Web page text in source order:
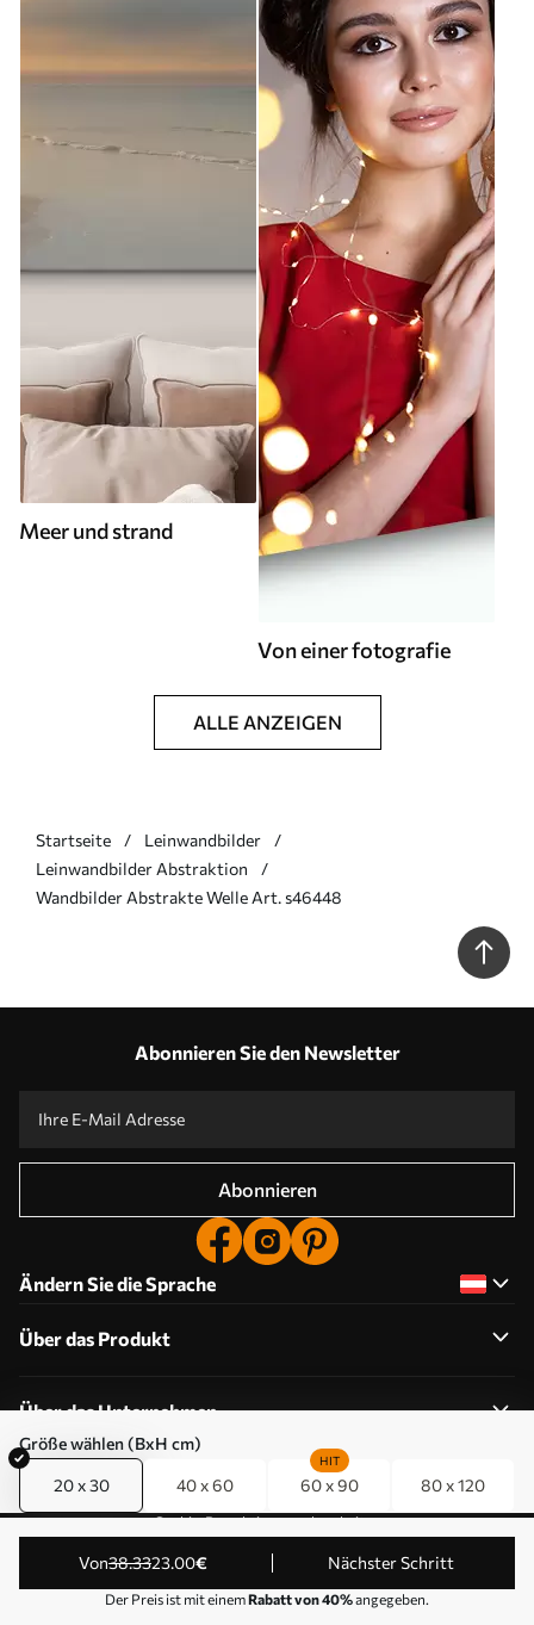
Größe wählen (BxH cm)
20 x 30 40 x 60 60 x 90
HIT
80 x 120
von38.3323.00€ Nächster Schritt
Der Preis ist mit einemRabatt von 40%angegeben.
Meer und strand
Von einer fotografie
ALLE ANZEIGEN
Startseite
Leinwandbilder
Leinwandbilder Abstraktion
Wandbilder Abstrakte Welle Art. s46448
Abonnieren Sie den Newsletter
Abonnieren
Ändern Sie die Sprache
Über das Produkt
Über das Unternehmen
Cookie-Berechtigungen bearbeiten
© 2011-2026 Uwalls . Alle Rechte vorbehalten. Betrieben
von KLW Sp. z o.o. VAT ID: PL9223057591.